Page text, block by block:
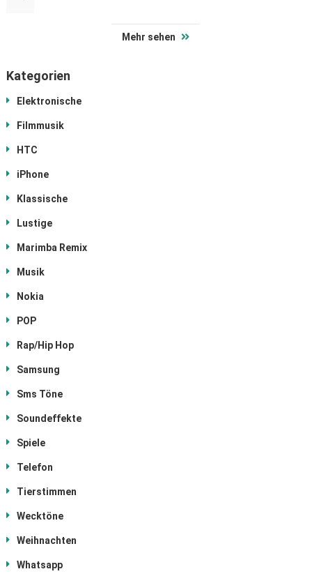
Mehr sehen
Kategorien
Elektronische
Filmmusik
HTC
iPhone
Klassische
Lustige
Marimba Remix
Musik
Nokia
POP
Rap/Hip Hop
Samsung
Sms Töne
Soundeffekte
Spiele
Telefon
Tierstimmen
Wecktöne
Weihnachten
Whatsapp